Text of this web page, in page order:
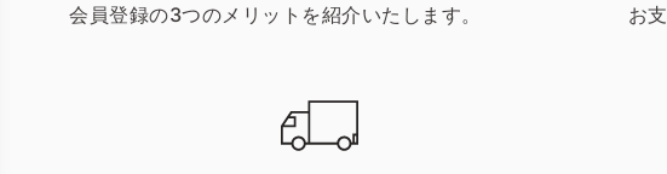
会員登録の3つのメリットを紹介いたします。 お